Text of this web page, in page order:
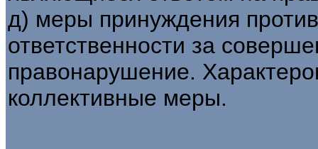
д) меры принуждения
ответственности за
правонарушение.
коллективные меры.